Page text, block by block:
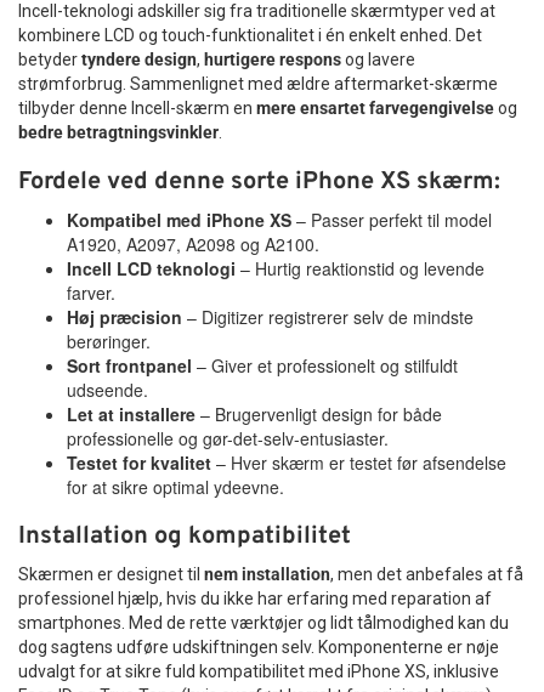
Incell-teknologi adskiller sig fra traditionelle skærmtyper ved at
kombinere LCD og touch-funktionalitet i én enkelt enhed. Det
betydertyndere design, hurtigere responsog lavere
strømforbrug. Sammenlignet med ældre aftermarket-skærme
tilbyder denne Incell-skærm en mere ensartet farvegengivelseog
bedre betragtningsvinkler
Fordele ved denne sorte iPhone XS skærm:
Kompatibel med iPhone XS – Passer perfekt til model
A1920, A2097, A2098 og A2100.
Incell LCD teknologi – Hurtig reaktionstid og levende
farver.
Høj præcision – Digitizer registrerer selv de mindste
berøringer.
Sort frontpanel – Giver et professionelt og stilfuldt
udseende.
Let at installere – Brugervenligt design for både
professionelle og gør-det-selv-entusiaster.
Testet for kvalitet – Hver skærm er testet før afsendelse
for at sikre optimal ydeevne.
Installation og kompatibilitet
Skærmen er designet til nem installation, men det anbefales at få
professionel hjælp, hvis du ikke har erfaring med reparation af
smartphones. Med de rette værktøjer og lidt tålmodighed kan du
dog sagtens udføre udskiftningen selv. Komponenterne er nøje
udvalgt for at sikre fuld kompatibilitet med iPhone XS, inklusive